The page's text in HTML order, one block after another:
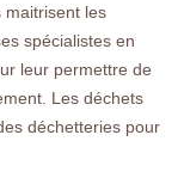
maitrisent les
spécialistes en
leur permettre de
Les déchets
déchetteries pour